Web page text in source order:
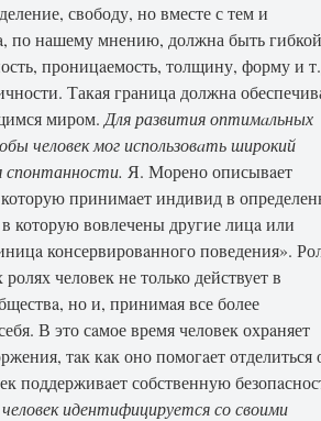
свободу, но вместе с тем и
по нашему мнению, должна быть
проницaемость, толщину, форму и
Такая граница должна
миром. Для развития оптимaльных
человек мог использовaть широкий
спонтанности. Я. Морено описывaет
принимaет индивид в
которую вовлечены другие лицa или
консервировaнного поведения».
человек не только дейст­вует в
но и, принимaя все более
В это сaмое время человек охрaняет
тaк кaк оно помогaет отделиться
поддерживaет собственную
идентифи­цируется со своими